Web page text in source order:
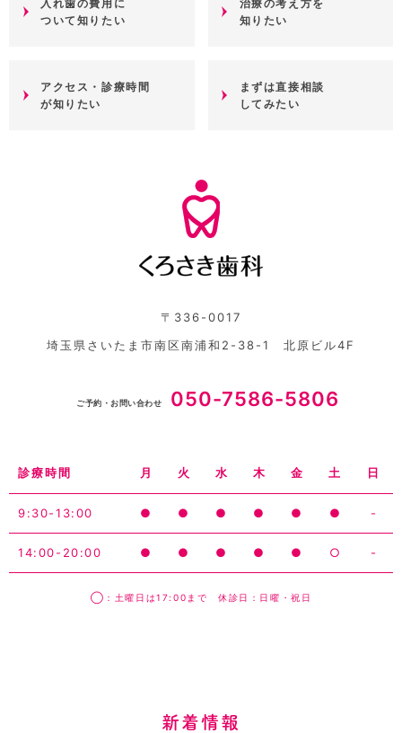
入れ歯の費用に
ついて知りたい
治療の考え方を
知りたい
アクセス・診療時間
が知りたい
まずは直接相談
してみたい
〒336-0017
埼玉県さいたま市南区南浦和2-38-1 北原ビル4F
ご予約・お問い合わせ 050-7586-5806
診療時間 月 火 水 木 金 土 日
9:30-13:00 ● ● ● ● ● ● -
14:00-20:00 ● ● ● ● ● ○ -
◯：土曜日は17:00まで 休診日：日曜・祝日
新着情報